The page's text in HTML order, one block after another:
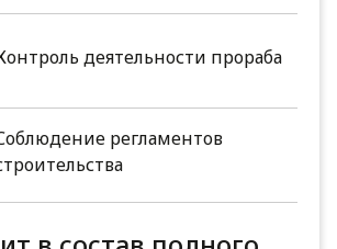
деятельности прораба
регламентов